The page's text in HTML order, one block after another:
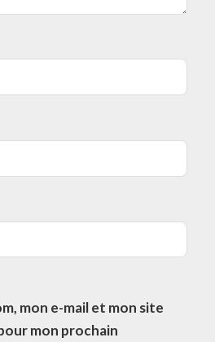
mon e-mail et mon site
mon prochain